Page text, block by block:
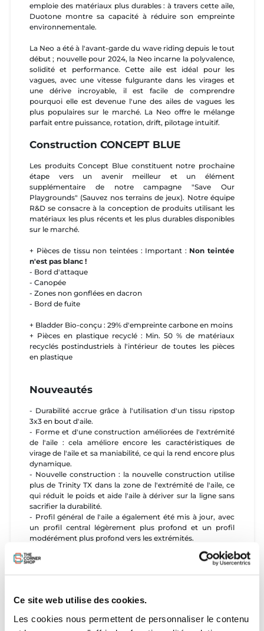
Ce site web utilise des cookies.
Les cookies nous permettent de personnaliser le contenu
emploie des matériaux plus durables : à travers cette aile,
Duotone montre sa capacité à réduire son empreinte
environnementale.
La Neo a été à l'avant-garde du wave riding depuis le tout
début ; nouvelle pour 2024, la Neo incarne la polyvalence,
solidité et performance. Cette aile est idéal pour les
vagues, avec une vitesse fulgurante dans les virages et
une dérive incroyable, il est facile de comprendre
pourquoi elle est devenue l'une des ailes de vagues les
plus populaires sur le marché. La Neo offre le mélange
parfait entre puissance, rotation, drift, pilotage intuitif.
Construction CONCEPT BLUE
Les produits Concept Blue constituent notre prochaine
étape vers un avenir meilleur et un élément
supplémentaire de notre campagne "Save Our
Playgrounds" (Sauvez nos terrains de jeux). Notre équipe
R&D se consacre à la conception de produits utilisant les
matériaux les plus récents et les plus durables disponibles
sur le marché.
+ Pièces de tissu non teintées : Important : Non teintée
n'est pas blanc !
- Bord d'attaque
- Canopée
- Zones non gonflées en dacron
- Bord de fuite
+ Bladder Bio-conçu : 29% d'empreinte carbone en moins
+ Pièces en plastique recyclé : Min. 50 % de matériaux
recyclés postindustriels à l'intérieur de toutes les pièces
en plastique
Nouveautés
- Durabilité accrue grâce à l'utilisation d'un tissu ripstop
3x3 en bout d'aile.
- Forme et d'une construction améliorées de l'extrémité
de l'aile : cela améliore encore les caractéristiques de
virage de l'aile et sa maniabilité, ce qui la rend encore plus
dynamique.
- Nouvelle construction : la nouvelle construction utilise
plus de Trinity TX dans la zone de l'extrémité de l'aile, ce
qui réduit le poids et aide l'aile à dériver sur la ligne sans
sacrifier la durabilité.
- Profil général de l'aile a également été mis à jour, avec
un profil central légèrement plus profond et un profil
modérément plus profond vers les extrémités.
Ces changements permettent d'augmenter la puissance
de l'aile à bas régime et de charger les extrémités de l'aile
Programme
Douce, puissante et réactive, la Neo a tout d'une aile de